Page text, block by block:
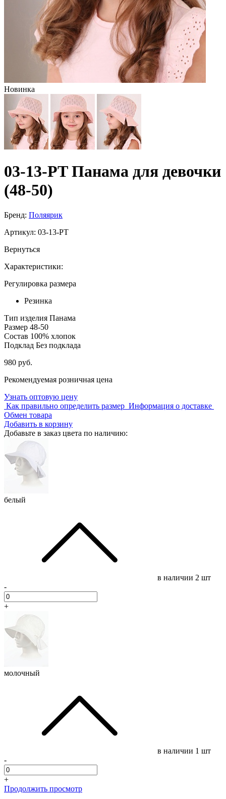
Новинка
03-13-PT Панама для девочки
(48-50)
Бренд: Поляярик
Артикул: 03-13-PT
Вернуться
Характеристики:
Регулировка размера
Резинка
Тип изделия Панама
Размер 48-50
Состав 100% хлопок
Подклад Без подклада
980 руб.
Рекомендуемая розничная цена
Узнать оптовую цену
Как правильно определить размер Информация о доставке
Обмен товара
Добавить в корзину
Добавьте в заказ цвета по наличию:
белый
в наличии 2 шт
-
+
молочный
в наличии 1 шт
-
+
Продолжить просмотр